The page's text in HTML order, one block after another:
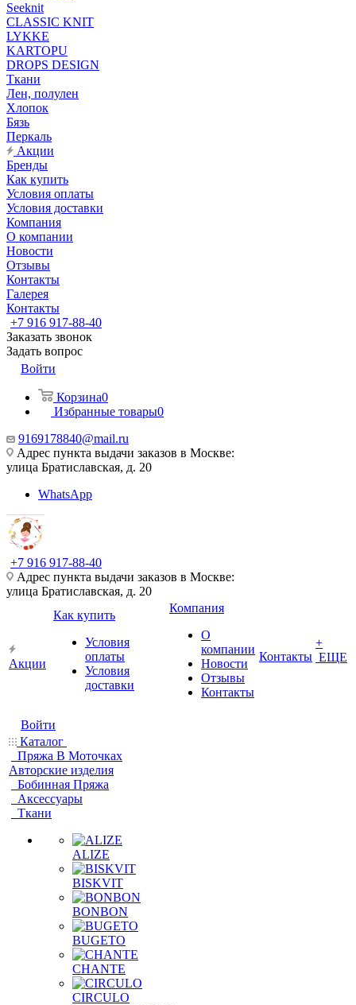
Seeknit
CLASSIC KNIT
LYKKE
KАRTOPU
DROPS DЕSIGN
Ткани
Лен, полулен
Хлопок
Бязь
Перкаль
Акции
Бренды
Как купить
Условия оплаты
Условия доставки
Компания
О компании
Новости
Отзывы
Контакты
Галерея
Контакты
+7 916 917-88-40
Заказать звонок
Задать вопрос
Войти
Корзина0
Избранные товары0
9169178840@mail.ru
Адрес пункта выдачи заказов в Москве:
улица Братиславская, д. 20
WhatsApp
+7 916 917-88-40
Адрес пункта выдачи заказов в Москве:
улица Братиславская, д. 20
Акции
Как купить
Условия
оплаты
Условия
доставки
Компания
О
компании
Новости
Отзывы
Контакты
Контакты
+
ЕЩЕ
Войти
Каталог
Пряжа В Моточках
Авторские изделия
Бобинная Пряжа
Аксессуары
Ткани
ALIZE
BISKVIT
BONBON
BUGETO
CHANTE
CIRCULO